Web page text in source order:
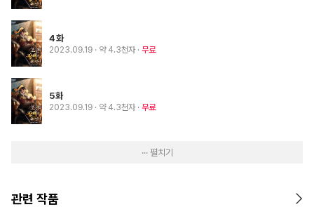
4화
2023.09.19 · 약 4.3천자 무료
5화
2023.09.19 · 약 4.3천자 무료
··· 펼치기
관련 작품